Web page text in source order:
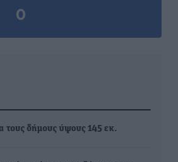
0
δήμους ύψους 145 εκ.